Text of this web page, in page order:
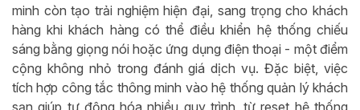
minh còn tạo trải nghiệm hiện đại, sang trọng cho khách
hàng khi khách hàng có thể điều khiển hệ thống chiếu
sáng bằng giọng nói hoặc ứng dụng điện thoại - một điểm
cộng không nhỏ trong đánh giá dịch vụ. Đặc biệt, việc
tích hợp công tắc thông minh vào hệ thống quản lý khách
sạn giúp tự động hóa nhiều quy trình, từ reset hệ thống